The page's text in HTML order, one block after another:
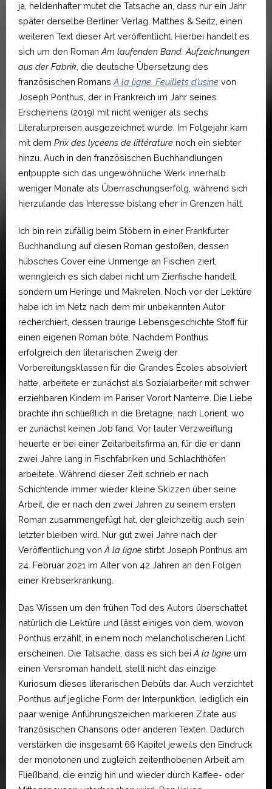
ja, heldenhafter mutet die Tatsache an, dass nur ein Jahr
später derselbe Berliner Verlag, Matthes & Seitz, einen
weiteren Text dieser Art veröffentlicht. Hierbei handelt es
sich um den Roman Am laufenden Band. Aufzeichnungen
aus der Fabrik , die deutsche Übersetzung des
französischen Romans À la ligne. Feuillets d’usine von
Joseph Ponthus, der in Frankreich im Jahr seines
Erscheinens (2019) mit nicht weniger als sechs
Literaturpreisen ausgezeichnet wurde. Im Folgejahr kam
mit dem Prix des lycéens de littérature noch ein siebter
hinzu. Auch in den französischen Buchhandlungen
entpuppte sich das ungewöhnliche Werk innerhalb
weniger Monate als Überraschungserfolg, während sich
hierzulande das Interesse bislang eher in Grenzen hält.
Ich bin rein zufällig beim Stöbern in einer Frankfurter
Buchhandlung auf diesen Roman gestoßen, dessen
hübsches Cover eine Unmenge an Fischen ziert,
wenngleich es sich dabei nicht um Zierfische handelt,
sondern um Heringe und Makrelen. Noch vor der Lektüre
habe ich im Netz nach dem mir unbekannten Autor
recherchiert, dessen traurige Lebensgeschichte Stoff für
einen eigenen Roman böte. Nachdem Ponthus
erfolgreich den literarischen Zweig der
Vorbereitungsklassen für die Grandes Écoles absolviert
hatte, arbeitete er zunächst als Sozialarbeiter mit schwer
erziehbaren Kindern im Pariser Vorort Nanterre. Die Liebe
brachte ihn schließlich in die Bretagne, nach Lorient, wo
er zunächst keinen Job fand. Vor lauter Verzweiflung
heuerte er bei einer Zeitarbeitsfirma an, für die er dann
zwei Jahre lang in Fischfabriken und Schlachthöfen
arbeitete. Während dieser Zeit schrieb er nach
Schichtende immer wieder kleine Skizzen über seine
Arbeit, die er nach den zwei Jahren zu seinem ersten
Roman zusammengefügt hat, der gleichzeitig auch sein
letzter bleiben wird. Nur gut zwei Jahre nach der
Veröffentlichung von À la ligne stirbt Joseph Ponthus am
24. Februar 2021 im Alter von 42 Jahren an den Folgen
einer Krebserkrankung.
Das Wissen um den frühen Tod des Autors überschattet
natürlich die Lektüre und lässt einiges von dem, wovon
Ponthus erzählt, in einem noch melancholischeren Licht
erscheinen. Die Tatsache, dass es sich bei À la ligne um
einen Versroman handelt, stellt nicht das einzige
Kuriosum dieses literarischen Debüts dar. Auch verzichtet
Ponthus auf jegliche Form der Interpunktion, lediglich ein
paar wenige Anführungszeichen markieren Zitate aus
französischen Chansons oder anderen Texten. Dadurch
verstärken die insgesamt 66 Kapitel jeweils den Eindruck
der monotonen und zugleich zeitenthobenen Arbeit am
Fließband, die einzig hin und wieder durch Kaffee- oder